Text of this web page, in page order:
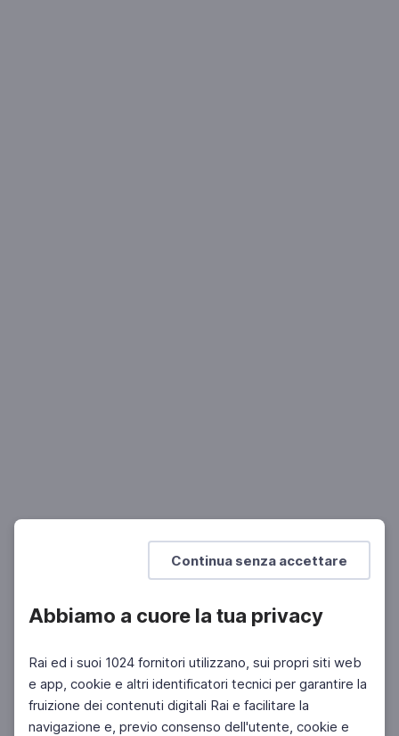
Continua senza accettare
Abbiamo a cuore la tua privacy
Rai ed i suoi 1024 fornitori utilizzano, sui propri siti web
e app, cookie e altri identificatori tecnici per garantire la
fruizione dei contenuti digitali Rai e facilitare la
navigazione e, previo consenso dell'utente, cookie e
Facebook Instagram Twitter